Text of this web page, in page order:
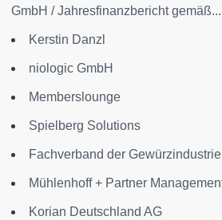
GmbH / Jahresfinanzbericht gemäß...
Kerstin Danzl
niologic GmbH
Memberslounge
Spielberg Solutions
Fachverband der Gewürzindustrie
Mühlenhoff + Partner
Korian Deutschland AG